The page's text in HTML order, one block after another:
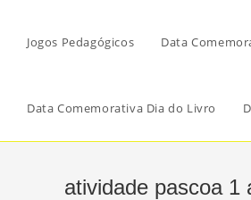
Jogos Pedagógicos Data
Data Comemorativa Dia do Livro
atividade pascoa 1